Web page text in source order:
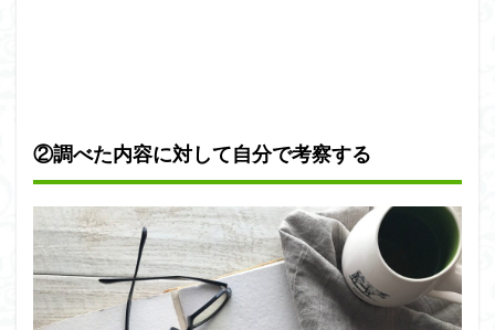
②調べた内容に対して自分で考察する